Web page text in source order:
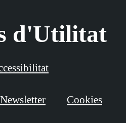
d'Utilitat
Cookies